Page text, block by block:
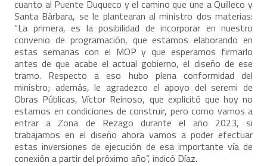
cuanto al Puente Duqueco y el camino que une a Quilleco y
Santa Bárbara, se le plantearan al ministro dos materias:
“La primera, es la posibilidad de incorporar en nuestro
convenio de programación, que estamos elaborando en
estas semanas con el MOP y que esperamos firmarlo
antes de que acabe el actual gobierno, el diseño de ese
tramo. Respecto a eso hubo plena conformidad del
ministro; además, le agradezco el apoyo del seremi de
Obras Públicas, Víctor Reinoso, que explicitó que hoy no
estamos en condiciones de construir, pero como vamos a
entrar a Zona de Rezago durante el año 2023, si
trabajamos en el diseño ahora vamos a poder efectuar
estas inversiones de ejecución de esa importante vía de
conexión a partir del próximo año”, indicó Díaz.